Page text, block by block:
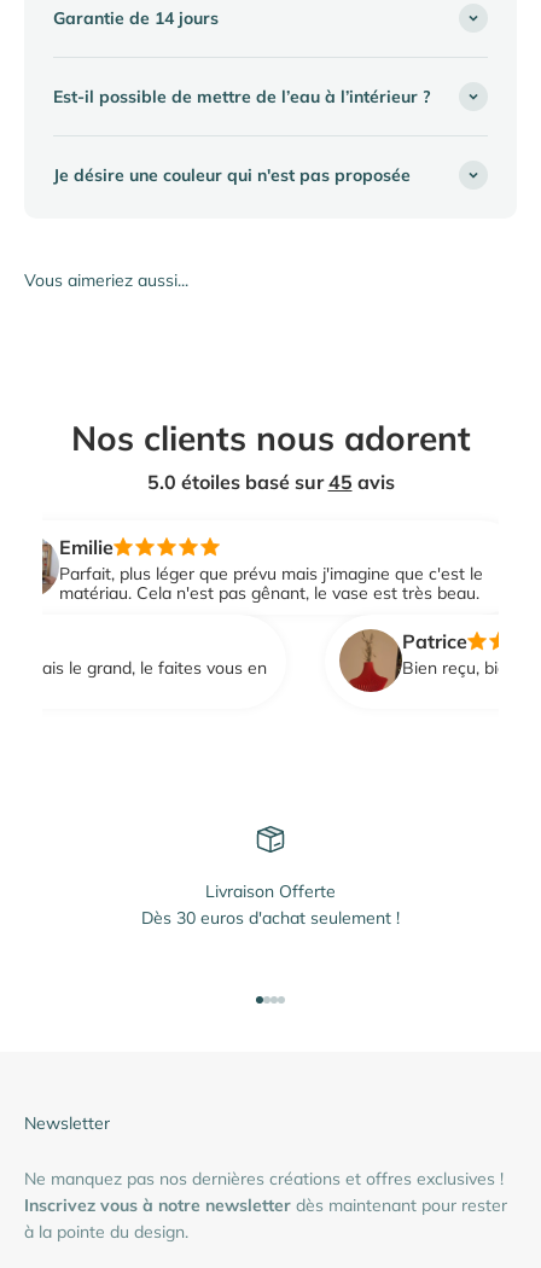
Garantie de 14 jours
Est-il possible de mettre de l’eau à l’intérieur ?
Je désire une couleur qui n'est pas proposée
Nos clients nous adorent
5.0 étoiles basé sur45 avis
Emilie
Parfait, plus léger que prévu mais j'imagine que c'est le
matériau. Cela n'est pas gênant, le vase est très beau.
le grand, le faites vous en
Patrice
Livraison Offerte
Dès 30 euros d'achat seulement !
Newsletter
Ne manquez pas nos dernières créations et offres exclusives !
Inscrivez vous à notre newsletter dès maintenant pour rester
à la pointe du design.